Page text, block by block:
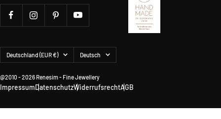
Land/Region
Deutschland (EUR €) Sprache
Deutsch
@2010 - 2026 Renesim - Fine Jewellery
ImpressumDatenschutzWiderrufsrechtAGB